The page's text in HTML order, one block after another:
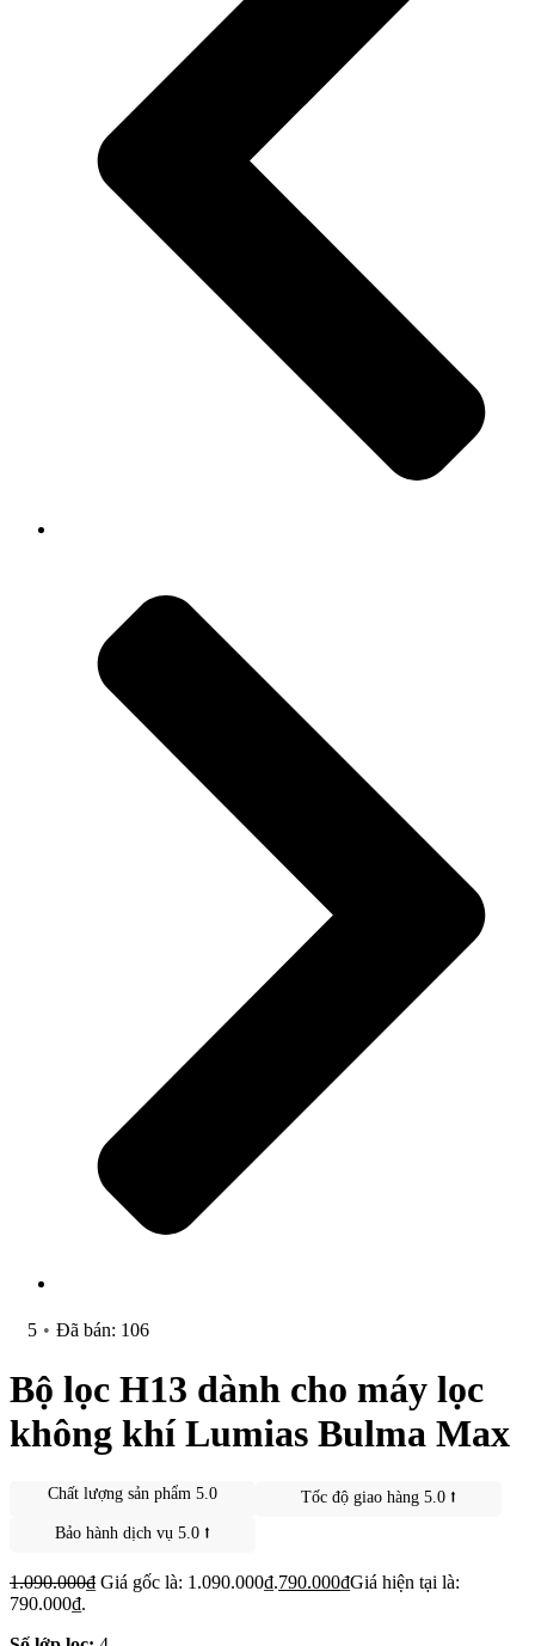
5 • Đã bán: 106
Bộ lọc H13 dành cho máy lọc
không khí Lumias Bulma Max
Chất lượng sản phẩm 5.0
Tốc độ giao hàng 5.0 ⭡
Bảo hành dịch vụ 5.0 ⭡
1.090.000₫ Giá gốc là: 1.090.000₫.790.000₫Giá hiện tại là:
790.000₫.